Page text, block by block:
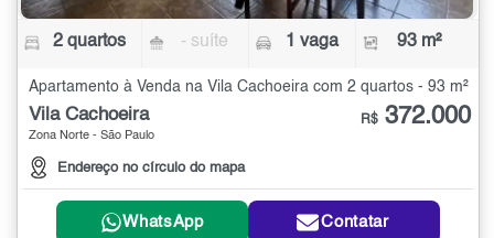
2 quartos - suíte 1 vaga 93 m²
Apartamento à Venda na Vila Cachoeira com 2 quartos - 93 m²
Vila Cachoeira
Zona Norte - São Paulo
Endereço no círculo do mapa
R$ 372.000
WhatsApp Contatar